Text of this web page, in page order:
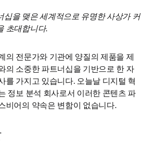
십을 맺은 세계적으로 유명한 사상가 커
초대합니다.
의 전문가와 기관에 양질의 제품을 제
의 소중한 파트너십을 기반으로 한 자
를 가지고 있습니다. 오늘날 디지털 혁
정보 분석 회사로서 이러한 콘텐츠 파
비어의 약속은 변함이 없습니다.